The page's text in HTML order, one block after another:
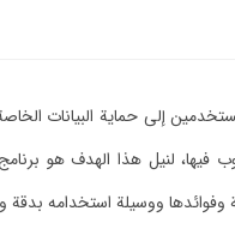
إلى حماية البيانات
فيها، لنيل هذا الهدف هو
ووسيلة استخدامه بدقة